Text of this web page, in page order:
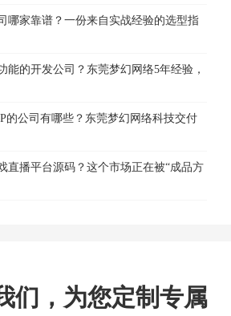
哪家靠谱？一份来自实战经验的选型指
能的开发公司？东莞梦幻网络5年经验，
的公司有哪些？东莞梦幻网络科技交付
直播平台源码？这个市场正在被“成品方
们，为您定制专属